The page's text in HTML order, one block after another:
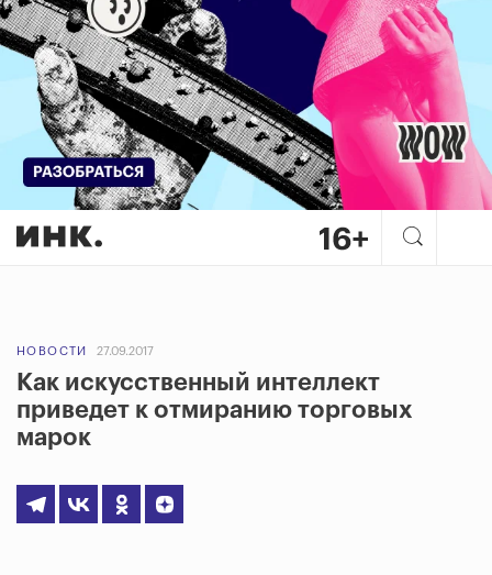
НОВОСТИ 27.09.2017
Как искусственный интеллект
приведет к отмиранию торговых
марок